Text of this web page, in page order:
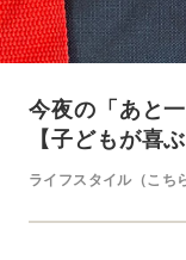
今夜の「あと
【子どもが喜
ライフスタイル（こち